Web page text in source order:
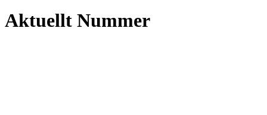
Aktuellt Nummer